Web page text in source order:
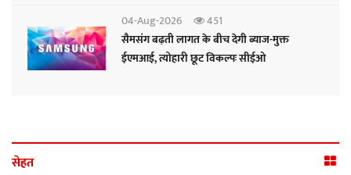
04-Aug-2026
451
सैमसंग बढ़ती लागत के बीच देगी ब्याज-मुक्त
ईएमआई, त्योहारी छूट विकल्पः सीईओ
सेहत